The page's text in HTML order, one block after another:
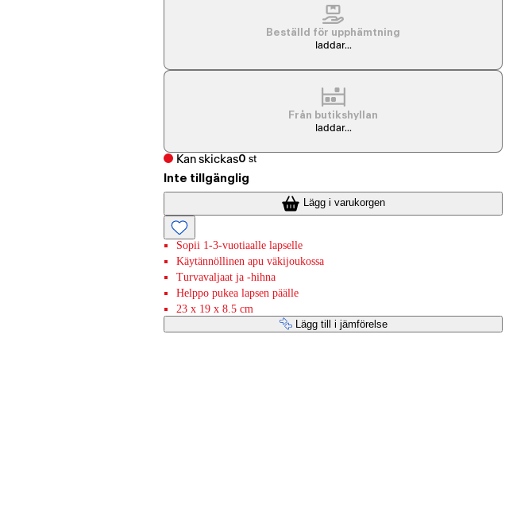
Beställd för upphämtning
laddar...
Från butikshyllan
laddar...
Kan skickas0 st
Inte tillgänglig
Lägg i varukorgen
Sopii 1-3-vuotiaalle lapselle
Käytännöllinen apu väkijoukossa
Turvavaljaat ja -hihna
Helppo pukea lapsen päälle
23 x 19 x 8.5 cm
Lägg till i jämförelse